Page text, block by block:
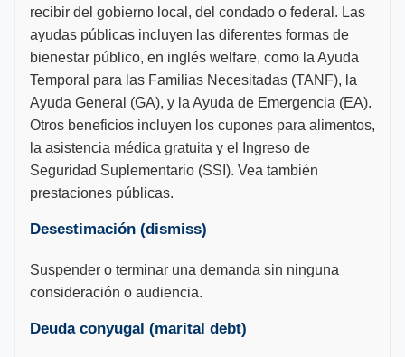
recibir del gobierno local, del condado o federal. Las
ayudas públicas incluyen las diferentes formas de
bienestar público, en inglés welfare, como la Ayuda
Temporal para las Familias Necesitadas (TANF), la
Ayuda General (GA), y la Ayuda de Emergencia (EA).
Otros beneficios incluyen los cupones para alimentos,
la asistencia médica gratuita y el Ingreso de
Seguridad Suplementario (SSI). Vea también
prestaciones públicas.
Desestimación (dismiss)
Suspender o terminar una demanda sin ninguna
consideración o audiencia.
Deuda conyugal (marital debt)